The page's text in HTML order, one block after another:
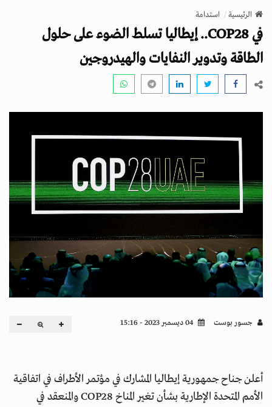
v
g
a
n
الرئيسية استدامة
في COP28.. إيطاليا تسلط الضوء على حلول
الطاقة وتدوير النفايات والهيدروجين
جسور بوست
أعلن جناح جمهورية إيطاليا المشارك في مؤتمر الأطراف في اتفاقية
الأمم المتحدة الإطارية بشأن تغير المناخ COP28 والمنعقد في